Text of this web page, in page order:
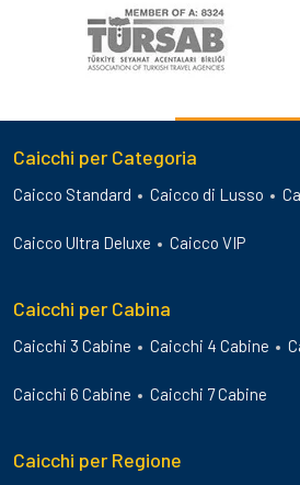
Caicchi per Categoria
Caicco Standard Caicco di Lusso
Caicco Ultra Deluxe Caicco VIP
Caicchi per Cabina
Caicchi 3 Cabine Caicchi 4 Cabine
Caicchi 6 Cabine Caicchi 7 Cabine
Caicchi per Regione